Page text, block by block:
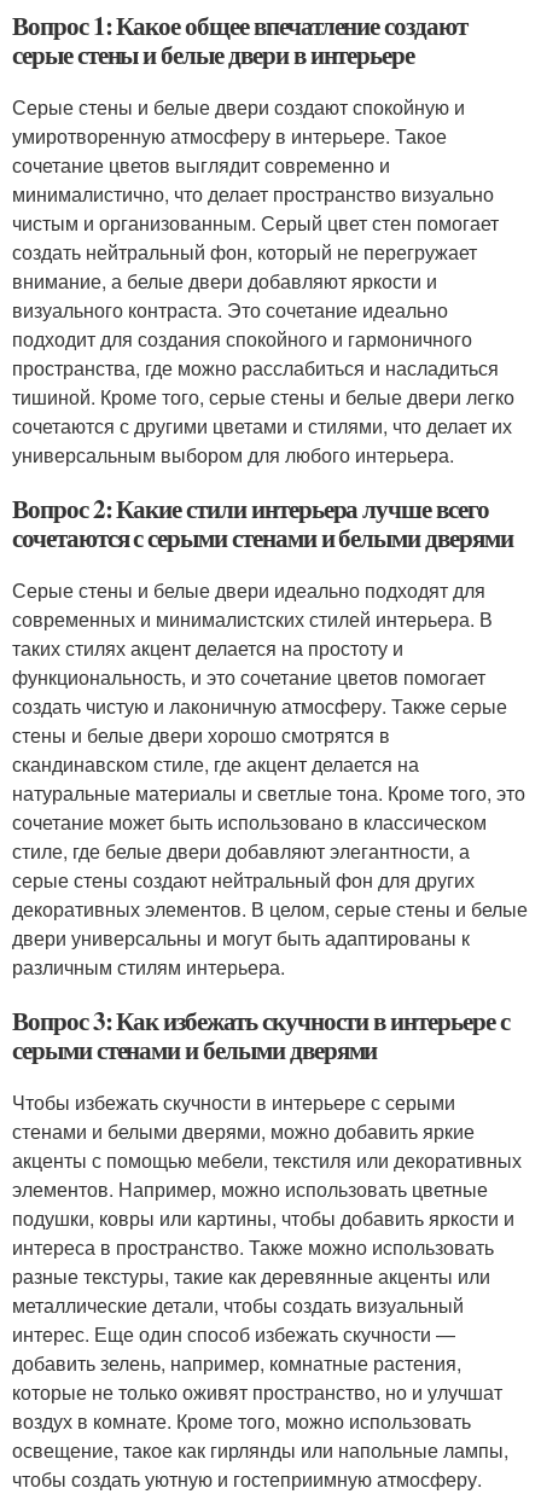
Вопрос 1: Какое общее впечатление создают
серые стены и белые двери в интерьере
Серые стены и белые двери создают спокойную и
умиротворенную атмосферу в интерьере. Такое
сочетание цветов выглядит современно и
минималистично, что делает пространство визуально
чистым и организованным. Серый цвет стен помогает
создать нейтральный фон, который не перегружает
внимание, а белые двери добавляют яркости и
визуального контраста. Это сочетание идеально
подходит для создания спокойного и гармоничного
пространства, где можно расслабиться и насладиться
тишиной. Кроме того, серые стены и белые двери легко
сочетаются с другими цветами и стилями, что делает их
универсальным выбором для любого интерьера.
Вопрос 2: Какие стили интерьера лучше всего
сочетаются с серыми стенами и белыми дверями
Серые стены и белые двери идеально подходят для
современных и минималистских стилей интерьера. В
таких стилях акцент делается на простоту и
функциональность, и это сочетание цветов помогает
создать чистую и лаконичную атмосферу. Также серые
стены и белые двери хорошо смотрятся в
скандинавском стиле, где акцент делается на
натуральные материалы и светлые тона. Кроме того, это
сочетание может быть использовано в классическом
стиле, где белые двери добавляют элегантности, а
серые стены создают нейтральный фон для других
декоративных элементов. В целом, серые стены и белые
двери универсальны и могут быть адаптированы к
различным стилям интерьера.
Вопрос 3: Как избежать скучности в интерьере с
серыми стенами и белыми дверями
Чтобы избежать скучности в интерьере с серыми
стенами и белыми дверями, можно добавить яркие
акценты с помощью мебели, текстиля или декоративных
элементов. Например, можно использовать цветные
подушки, ковры или картины, чтобы добавить яркости и
интереса в пространство. Также можно использовать
разные текстуры, такие как деревянные акценты или
металлические детали, чтобы создать визуальный
интерес. Еще один способ избежать скучности —
добавить зелень, например, комнатные растения,
которые не только оживят пространство, но и улучшат
воздух в комнате. Кроме того, можно использовать
освещение, такое как гирлянды или напольные лампы,
чтобы создать уютную и гостеприимную атмосферу.